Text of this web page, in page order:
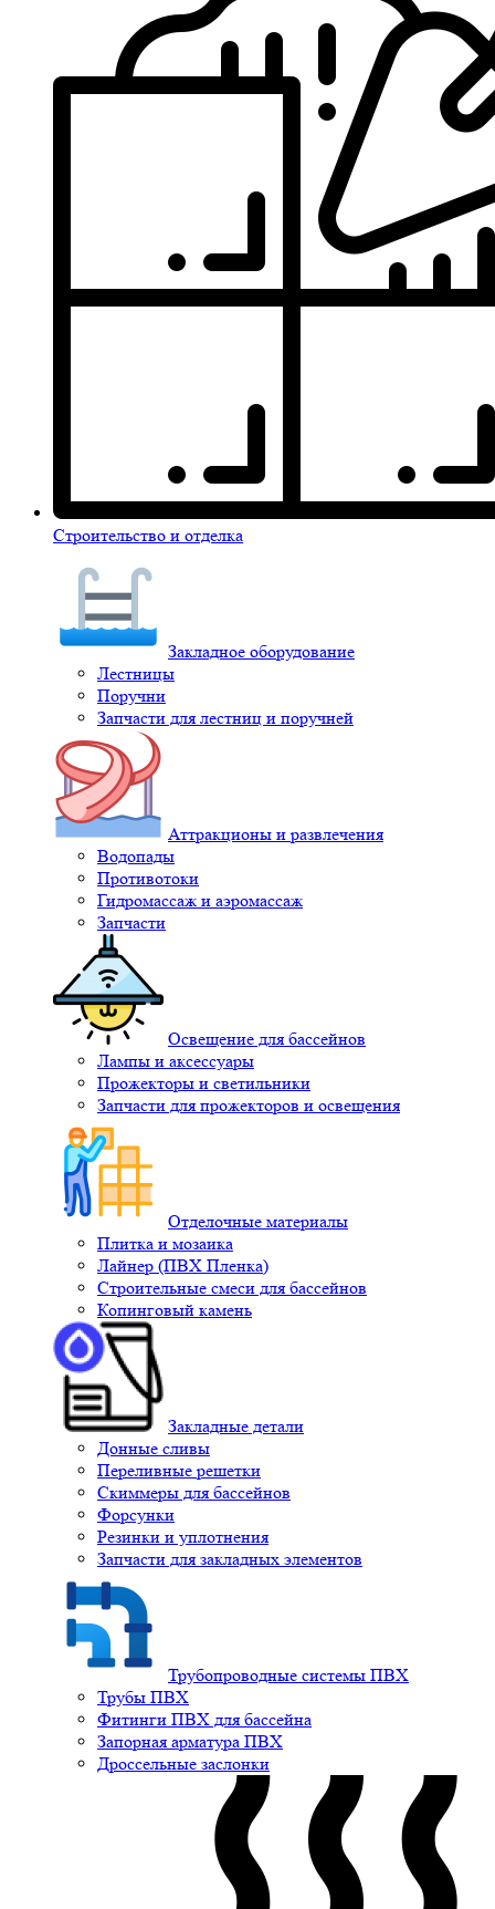
Строительство и отделка
Закладное оборудование
Лестницы
Поручни
Запчасти для лестниц и поручней
Аттракционы и развлечения
Водопады
Противотоки
Гидромассаж и аэромассаж
Запчасти
Освещение для бассейнов
Лампы и аксессуары
Прожекторы и светильники
Запчасти для прожекторов и освещения
Отделочные материалы
Плитка и мозаика
Лайнер (ПВХ Пленка)
Строительные смеси для бассейнов
Копинговый камень
Закладные детали
Донные сливы
Переливные решетки
Скиммеры для бассейнов
Форсунки
Резинки и уплотнения
Запчасти для закладных элементов
Трубопроводные системы ПВХ
Трубы ПВХ
Фитинги ПВХ для бассейна
Запорная арматура ПВХ
Дроссельные заслонки